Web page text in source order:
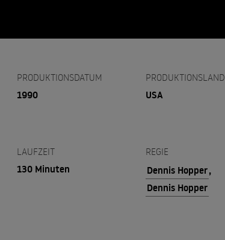
PRODUKTIONSDATUM
1990
PRODUKTIONSLAND
USA
LAUFZEIT
130 Minuten
REGIE
Dennis Hopper,
Dennis Hopper